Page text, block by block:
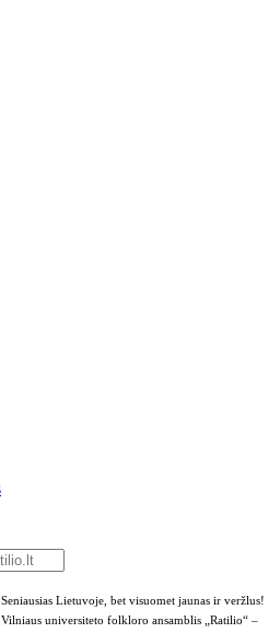
Seniausias Lietuvoje, bet visuomet jaunas ir veržlus!
Vilniaus universiteto folkloro ansamblis „Ratilio“ –